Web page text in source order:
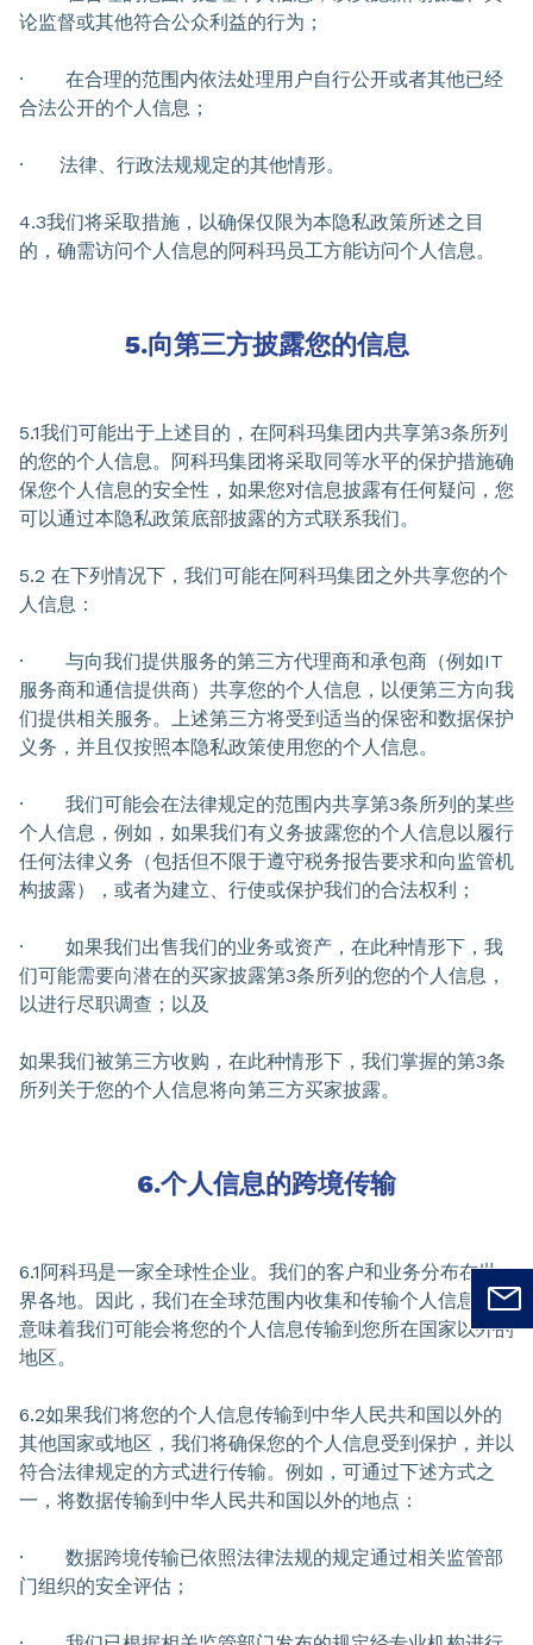
论监督或其他符合公众利益的行为；
· 在合理的范围内依法处理用户自行公开或者其他已经
合法公开的个人信息；
· 法律、行政法规规定的其他情形。
4.3我们将采取措施，以确保仅限为本隐私政策所述之目
的，确需访问个人信息的阿科玛员工方能访问个人信息。
5.向第三方披露您的信息
5.1我们可能出于上述目的，在阿科玛集团内共享第3条所列
的您的个人信息。阿科玛集团将采取同等水平的保护措施确
保您个人信息的安全性，如果您对信息披露有任何疑问，您
可以通过本隐私政策底部披露的方式联系我们。
5.2 在下列情况下，我们可能在阿科玛集团之外共享您的个
人信息：
· 与向我们提供服务的第三方代理商和承包商（例如IT
服务商和通信提供商）共享您的个人信息，以便第三方向我
们提供相关服务。上述第三方将受到适当的保密和数据保护
义务，并且仅按照本隐私政策使用您的个人信息。
· 我们可能会在法律规定的范围内共享第3条所列的某些
个人信息，例如，如果我们有义务披露您的个人信息以履行
任何法律义务（包括但不限于遵守税务报告要求和向监管机
构披露），或者为建立、行使或保护我们的合法权利；
· 如果我们出售我们的业务或资产，在此种情形下，我
们可能需要向潜在的买家披露第3条所列的您的个人信息，
以进行尽职调查；以及
如果我们被第三方收购，在此种情形下，我们掌握的第3条
所列关于您的个人信息将向第三方买家披露。
6.个人信息的跨境传输
6.1阿科玛是一家全球性企业。我们的客户和业务分布在世
界各地。因此，我们在全球范围内收集和传输个人信息。这
意味着我们可能会将您的个人信息传输到您所在国家以外的
地区。
6.2如果我们将您的个人信息传输到中华人民共和国以外的
其他国家或地区，我们将确保您的个人信息受到保护，并以
符合法律规定的方式进行传输。例如，可通过下述方式之
一，将数据传输到中华人民共和国以外的地点：
· 数据跨境传输已依照法律法规的规定通过相关监管部
门组织的安全评估；